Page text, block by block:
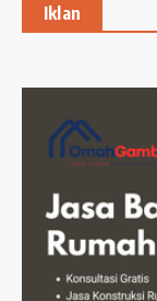
Iklan